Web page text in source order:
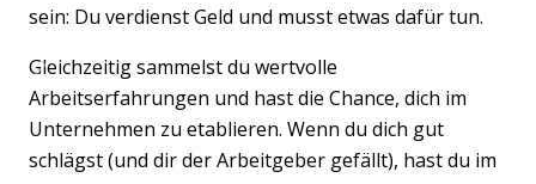
Previous
sein: Du verdienst Geld und musst etwas dafür tun.
Gleichzeitig sammelst du wertvolle
Arbeitserfahrungen und hast die Chance, dich im
Unternehmen zu etablieren. Wenn du dich gut
schlägst (und dir der Arbeitgeber gefällt), hast du im